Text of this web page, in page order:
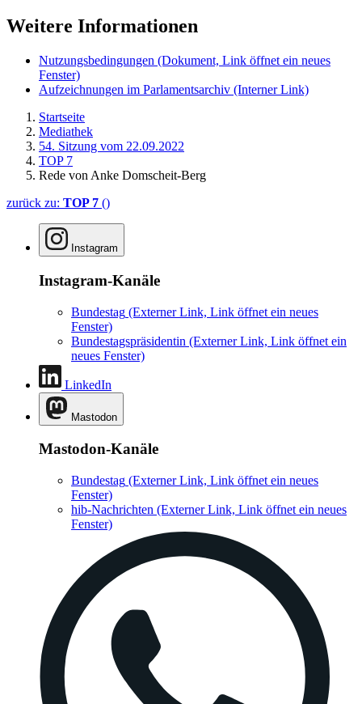
Weitere Informationen
Nutzungsbedingungen (Dokument, Link öffnet ein neues
Fenster)
Aufzeichnungen im Parlamentsarchiv (Interner Link)
Startseite
Mediathek
54. Sitzung vom 22.09.2022
TOP 7
Rede von Anke Domscheit-Berg
zurück zu: TOP 7 ()
Instagram
Instagram-Kanäle
Bundestag (Externer Link, Link öffnet ein neues
Fenster)
Bundestagspräsidentin (Externer Link, Link öffnet ein
neues Fenster)
LinkedIn
Mastodon
Mastodon-Kanäle
Bundestag (Externer Link, Link öffnet ein neues
Fenster)
hib-Nachrichten (Externer Link, Link öffnet ein neues
Fenster)